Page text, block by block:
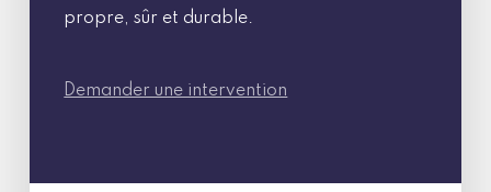
propre, sûr et durable.
Demander une intervention